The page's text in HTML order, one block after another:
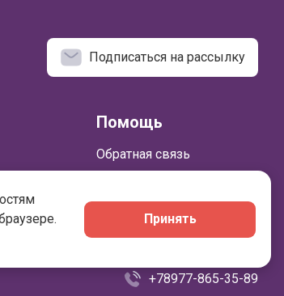
Подписаться на рассылку
Помощь
Обратная связь
+78977-865-35-89
Принять